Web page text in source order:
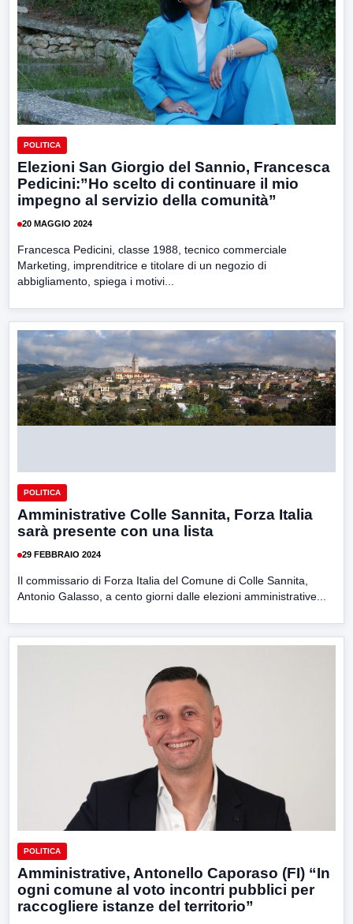
POLITICA
Elezioni San Giorgio del Sannio, Francesca
Pedicini:”Ho scelto di continuare il mio
impegno al servizio della comunità”
20 MAGGIO 2024
Francesca Pedicini, classe 1988, tecnico commerciale
Marketing, imprenditrice e titolare di un negozio di
abbigliamento, spiega i motivi...
POLITICA
Amministrative Colle Sannita, Forza Italia
sarà presente con una lista
29 FEBBRAIO 2024
Il commissario di Forza Italia del Comune di Colle Sannita,
Antonio Galasso, a cento giorni dalle elezioni amministrative...
POLITICA
Amministrative, Antonello Caporaso (FI) “In
ogni comune al voto incontri pubblici per
raccogliere istanze del territorio”